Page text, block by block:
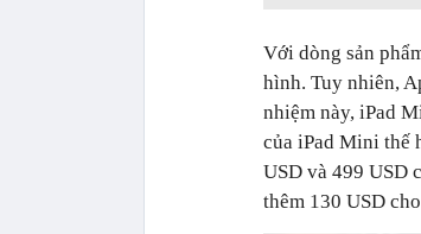
Với dòng sản
hình. Tuy nhiên,
nhiệm này, iPad
của iPad Mini thế
USD và 499 USD
thêm 130 USD